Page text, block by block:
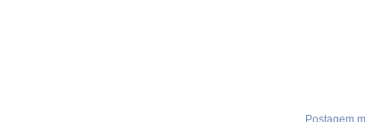
Postagem